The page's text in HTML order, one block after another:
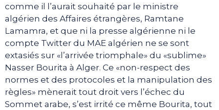
comme il l’aurait souhaité par le ministre
algérien des Affaires étrangères, Ramtane
Lamamra, et que ni la presse algérienne ni le
compte Twitter du MAE algérien ne se sont
extasiés sur «l’arrivée triomphale» du «sublime»
Nasser Bourita à Alger. Ce «non-respect des
normes et des protocoles et la manipulation des
règles» mènerait tout droit vers l’échec du
Sommet arabe, s’est irrité ce même Bourita, tout